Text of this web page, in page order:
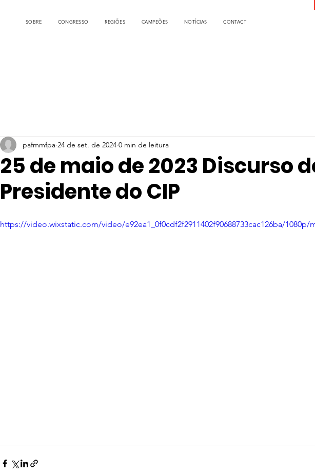
SOBRE CONGRESSO REGIÕES CAMPEÕES NOTÍCIAS CONTACT
25 de maio de 2023 Discurso
Presidente do CIP
pafmmfpa 24 de set. de 2024 0 min de leitura
https://video.wixstatic.com/video/e92ea1_0f0cdf2f2911402f90688733cac126ba/